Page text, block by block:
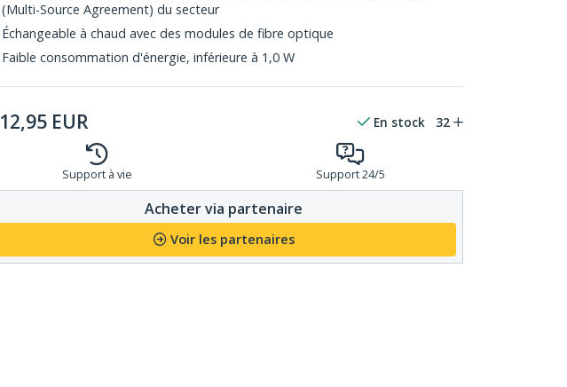
(Multi-Source Agreement) du secteur
Échangeable à chaud avec des modules de fibre optique
Faible consommation d'énergie, inférieure à 1,0 W
12,95 EUR En stock 32
Support à vie Support 24/5
Acheter via partenaire
Voir les partenaires